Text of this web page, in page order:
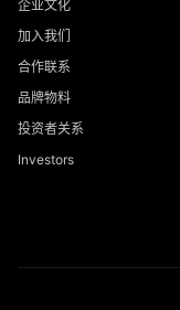
企业文化
加入我们
合作联系
品牌物料
投资者关系
Investors